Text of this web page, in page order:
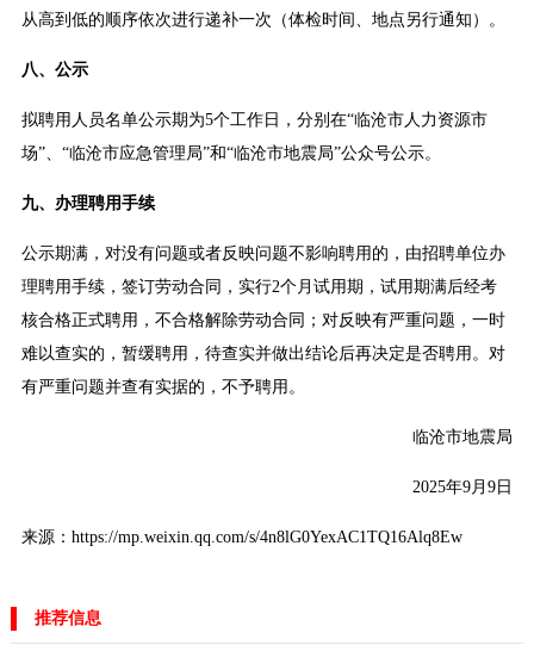
从高到低的顺序依次进行递补一次（体检时间、地点另行通知）。
八、公示
拟聘用人员名单公示期为5个工作日，分别在“临沧市人力资源市
场”、“临沧市应急管理局”和“临沧市地震局”公众号公示。
九、办理聘用手续
公示期满，对没有问题或者反映问题不影响聘用的，由招聘单位办
理聘用手续，签订劳动合同，实行2个月试用期，试用期满后经考
核合格正式聘用，不合格解除劳动合同；对反映有严重问题，一时
难以查实的，暂缓聘用，待查实并做出结论后再决定是否聘用。对
有严重问题并查有实据的，不予聘用。
临沧市地震局
2025年9月9日
来源：https://mp.weixin.qq.com/s/4n8lG0YexAC1TQ16Alq8Ew
推荐信息